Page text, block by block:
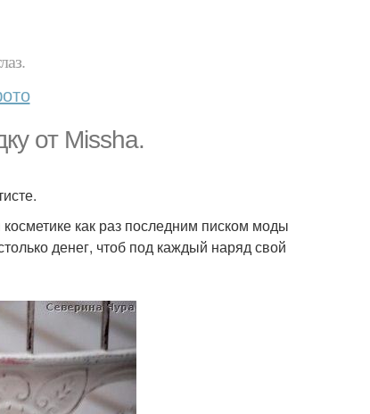
от Missha.
как раз последним писком моды
денег, чтоб под каждый наряд свой